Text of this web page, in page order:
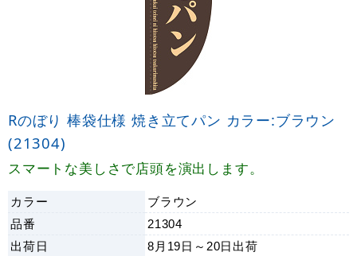
Rのぼり 棒袋仕様 焼き立てパン カラー:ブラウン
(21304)
スマートな美しさで店頭を演出します。
カラー
ブラウン
品番
21304
出荷日 8月19日～20日 出荷